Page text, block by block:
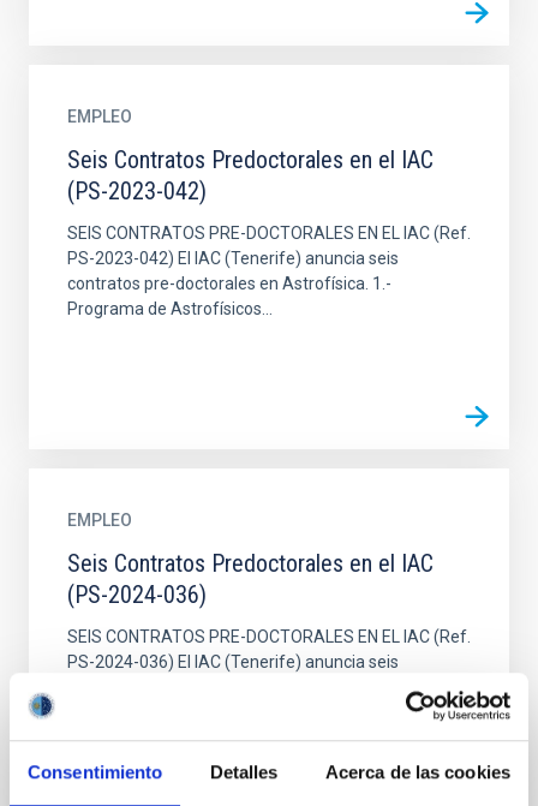
Consentimiento Detalles Acerca de las cookies
EMPLEO
Seis Contratos Predoctorales en el IAC
(PS-2023-042)
SEIS CONTRATOS PRE-DOCTORALES EN EL IAC (Ref.
PS-2023-042) El IAC (Tenerife) anuncia seis
contratos pre-doctorales en Astrofísica. 1.-
Programa de Astrofísicos...
EMPLEO
Seis Contratos Predoctorales en el IAC
(PS-2024-036)
SEIS CONTRATOS PRE-DOCTORALES EN EL IAC (Ref.
PS-2024-036) El IAC (Tenerife) anuncia seis